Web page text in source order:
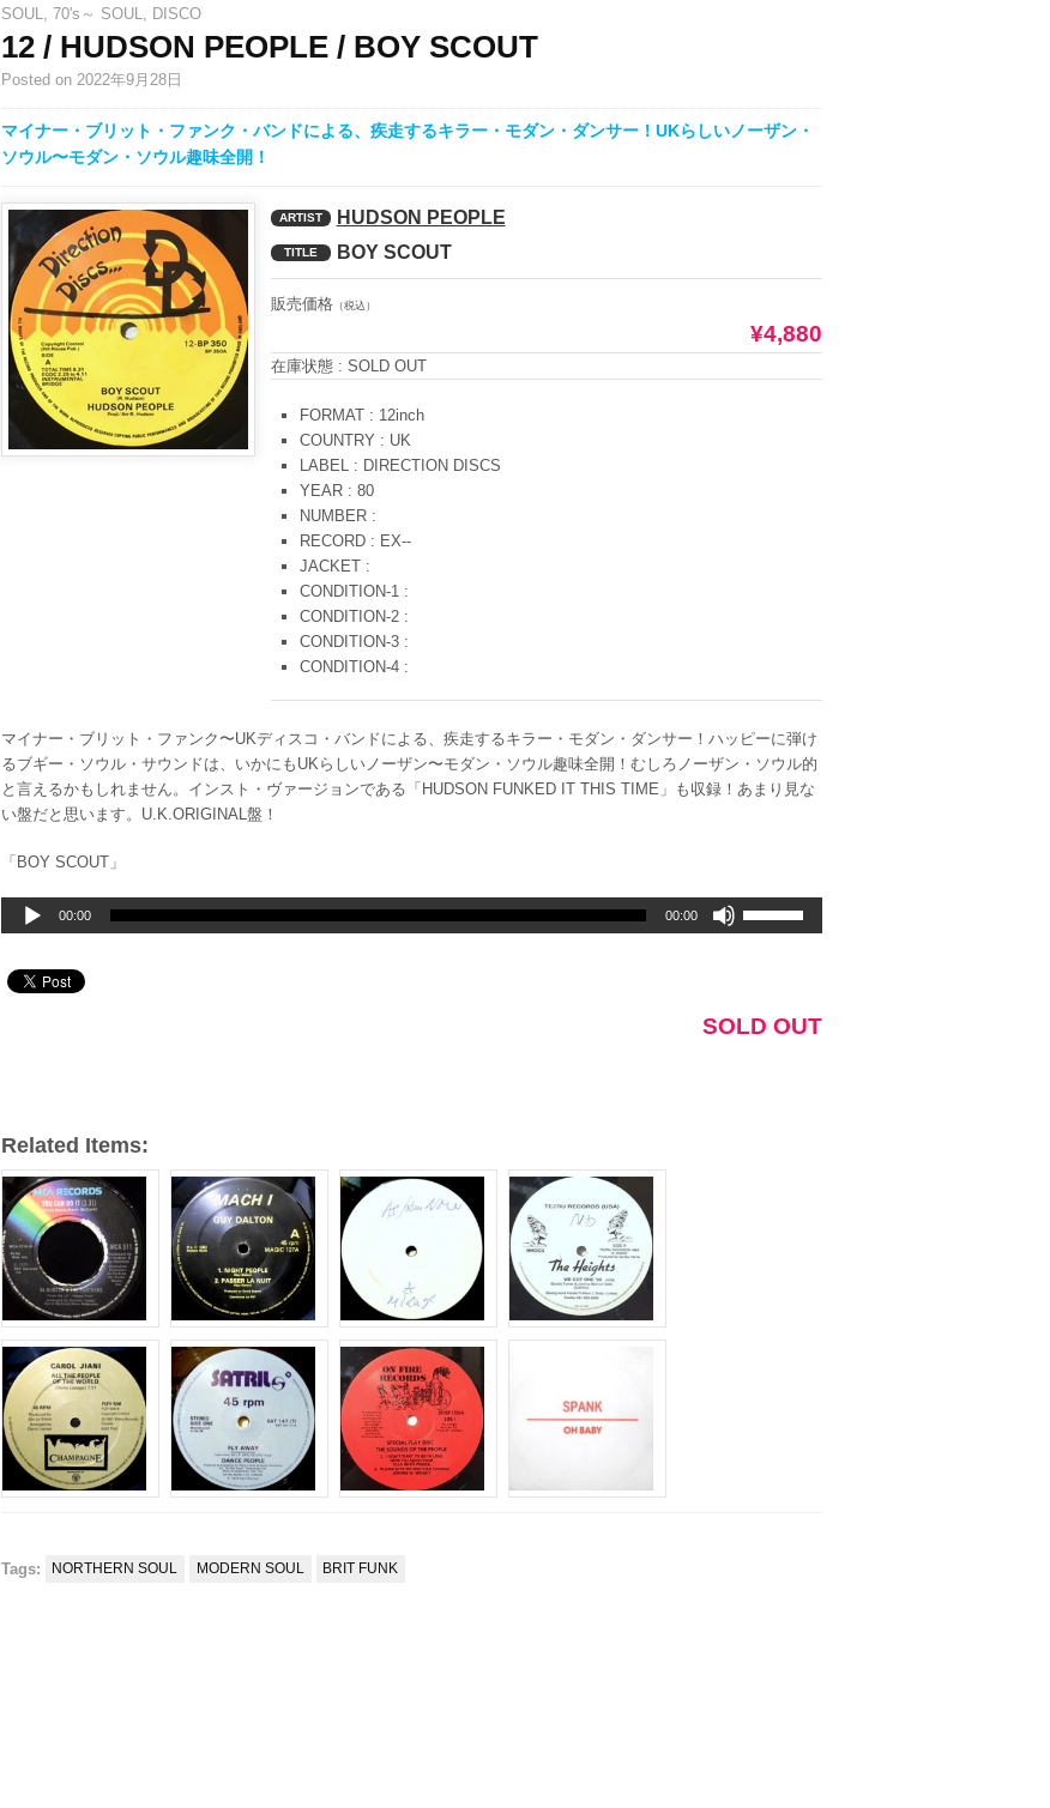
SOUL, 70's～ SOUL, DISCO
12 / HUDSON PEOPLE / BOY SCOUT
Posted on 2022年9月28日
マイナー・ブリット・ファンク・バンドによる、疾走するキラー・モダン・ダンサー！UKらしいノーザン・
ソウル〜モダン・ソウル趣味全開！
ARTIST HUDSON PEOPLE
TITLE BOY SCOUT
販売価格（税込）
¥4,880
在庫状態 : SOLD OUT
FORMAT : 12inch
COUNTRY : UK
LABEL : DIRECTION DISCS
YEAR : 80
NUMBER :
RECORD : EX--
JACKET :
CONDITION-1 :
CONDITION-2 :
CONDITION-3 :
CONDITION-4 :
マイナー・ブリット・ファンク〜UKディスコ・バンドによる、疾走するキラー・モダン・ダンサー！ハッピーに弾け
るブギー・ソウル・サウンドは、いかにもUKらしいノーザン〜モダン・ソウル趣味全開！むしろノーザン・ソウル的
と言えるかもしれません。インスト・ヴァージョンである「HUDSON FUNKED IT THIS TIME」も収録！あまり見な
い盤だと思います。U.K.ORIGINAL盤！
「BOY SCOUT」
声
レ
00:00 00:00
ボ
リ
調
SOLD OUT
Related Items:
Tags: NORTHERN SOUL MODERN SOUL BRIT FUNK